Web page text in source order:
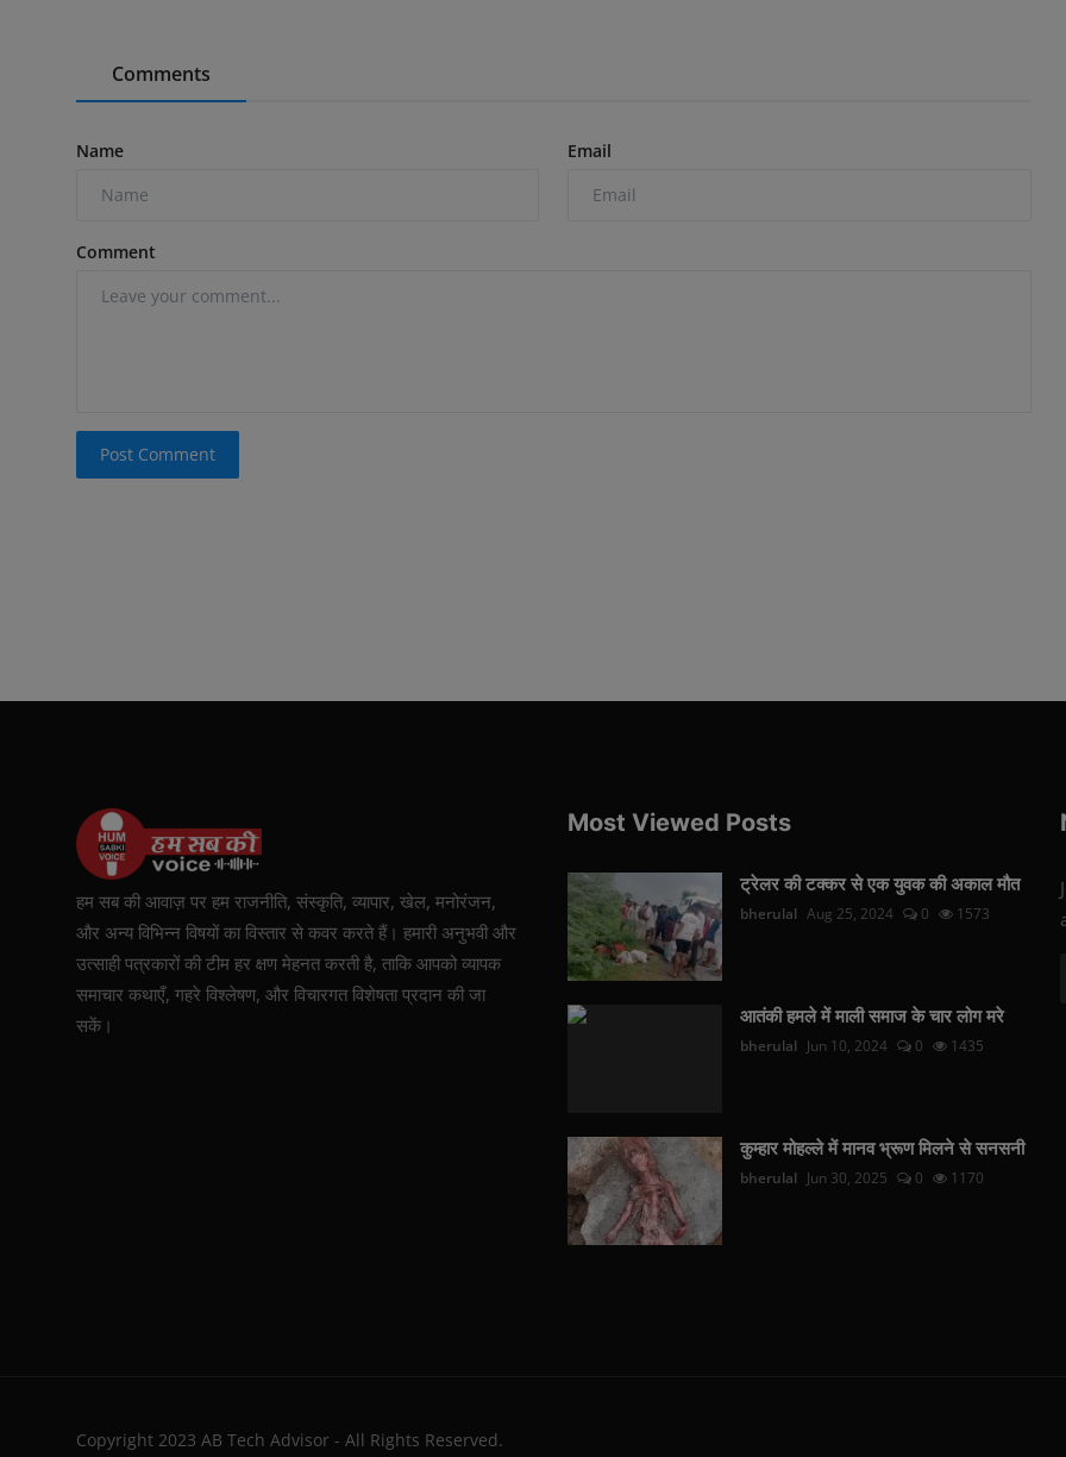
Comments
Name Email
Comment
Post Comment
हम सब की आवाज़ पर हम राजनीति, संस्कृति, व्यापार, खेल, मनोरंजन,
और अन्य विभिन्न विषयों का विस्तार से कवर करते हैं। हमारी अनुभवी और
उत्साही पत्रकारों की टीम हर क्षण मेहनत करती है, ताकि आपको व्यापक
समाचार कथाएँ, गहरे विश्लेषण, और विचारगत विशेषता प्रदान की जा
सकें।
Most Viewed Posts
ट्रेलर की टक्कर से एक युवक की अकाल मौत
bherulal Aug 25, 2024 0 1573
आतंकी हमले में माली समाज के चार लोग मरे
bherulal Jun 10, 2024 0 1435
कुम्हार मोहल्ले में मानव भ्रूण मिलने से सनसनी
bherulal Jun 30, 2025 0 1170
Copyright 2023 AB Tech Advisor - All Rights Reserved.